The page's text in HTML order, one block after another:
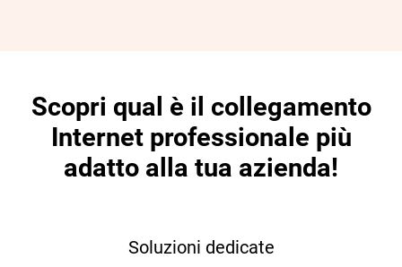
Scopri qual è il collegamento
Internet professionale più
adatto alla tua azienda!
Soluzioni dedicate